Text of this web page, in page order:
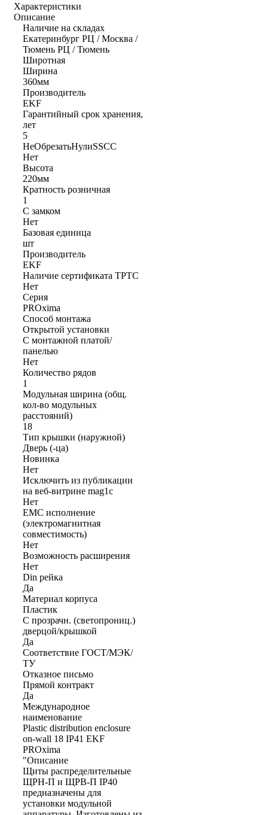
Характеристики
Описание
Наличие на складах
Екатеринбург РЦ / Москва /
Тюмень РЦ / Тюмень
Широтная
Ширина
360мм
Производитель
EKF
Гарантийный срок хранения,
лет
5
НеОбрезатьНулиSSCC
Нет
Высота
220мм
Кратность розничная
1
С замком
Нет
Базовая единица
шт
Производитель
EKF
Наличие сертификата ТРТС
Нет
Серия
PROxima
Способ монтажа
Открытой установки
С монтажной платой/
панелью
Нет
Количество рядов
1
Модульная ширина (общ.
кол-во модульных
расстояний)
18
Тип крышки (наружной)
Дверь (-ца)
Новинка
Нет
Исключить из публикации
на веб-витрине mag1c
Нет
EMC исполнение
(электромагнитная
совместимость)
Нет
Возможность расширения
Нет
Din рейка
Да
Материал корпуса
Пластик
С прозрачн. (светопрониц.)
дверцой/крышкой
Да
Соответствие ГОСТ/МЭК/
ТУ
Отказное письмо
Прямой контракт
Да
Международное
наименование
Plastic distribution enclosure
on-wall 18 IP41 EKF
PROxima
"Описание
Щиты распределительные
ЩРН-П и ЩРВ-П IP40
предназначены для
установки модульной